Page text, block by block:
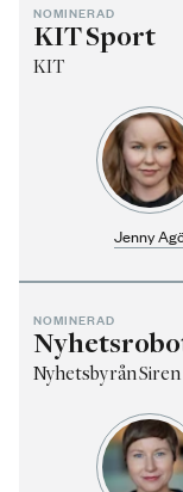
NOMINERAD
KIT Sport
KIT
Jenny
NOMINERAD
Nyhetsbyrån Siren